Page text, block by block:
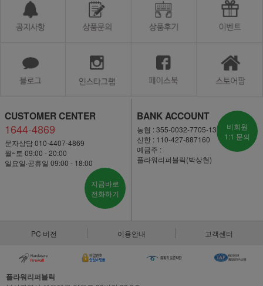
CUSTOMER CENTER
1644-4869
문자상담 010-4407-4869
월~토 09:00 - 20:00
일요일·공휴일 09:00 - 18:00
지금바로
전화하기
BANK ACCOUNT
농협 : 355-0032-7705-13
신한 : 110-427-887160
예금주 :
플라워리퍼블릭(박상현)
비회원
1:1 문의
PC 버전 이용안내 고객센터
플라워리퍼블릭